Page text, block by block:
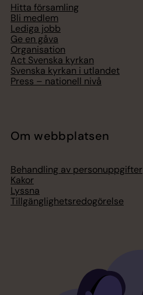
Hitta församling
Bli medlem
Lediga jobb
Ge en gåva
Organisation
Act Svenska kyrkan
Svenska kyrkan i utlandet
Press – nationell nivå
Om webbplatsen
Behandling av personuppgifter
Kakor
Lyssna
Tillgänglighetsredogörelse